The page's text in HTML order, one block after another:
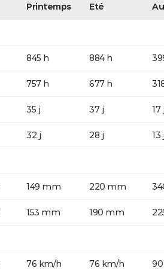
Printemps Eté
845 h 884 h
757 h 677 h
35 j 37 j 17 j
32 j 28 j 13 j
149 mm 220 mm
153 mm 190 mm
76 km/h 76 km/h